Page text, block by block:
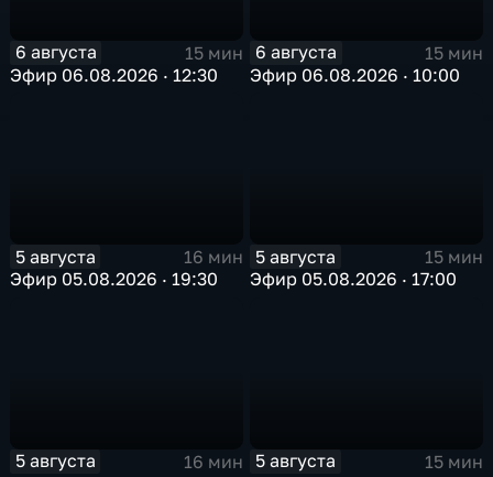
6 августа
15 мин
Эфир 06.08.2026 · 12:30
6 августа
15 мин
Эфир 06.08.2026 · 10:00
5 августа
16 мин
Эфир 05.08.2026 · 19:30
5 августа
15 мин
Эфир 05.08.2026 · 17:00
5 августа
16 мин
5 августа
15 мин